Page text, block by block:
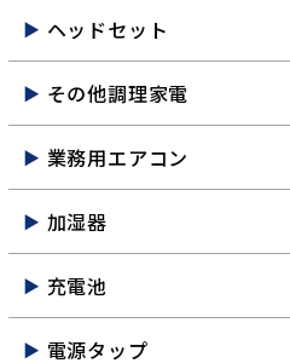
ヘッドセット
その他調理家電
業務用エアコン
加湿器
充電池
電源タップ